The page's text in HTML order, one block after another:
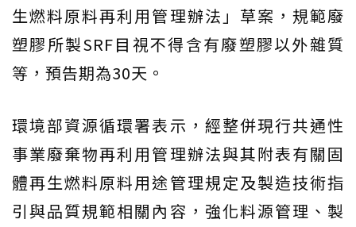
生燃料原料再利用管理辦法」草案，規範廢
塑膠所製SRF目視不得含有廢塑膠以外雜質
等，預告期為30天。
環境部資源循環署表示，經整併現行共通性
事業廢棄物再利用管理辦法與其附表有關固
體再生燃料原料用途管理規定及製造技術指
引與品質規範相關內容，強化料源管理、製